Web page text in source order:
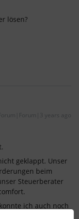
lösen?
years ago
geklappt. Unser
beim
Steuerberater
ich auch noch